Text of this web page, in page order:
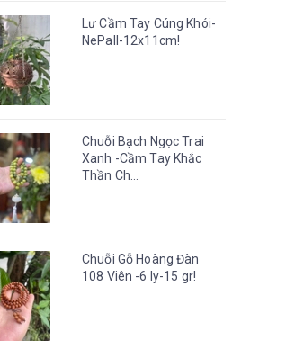
Lư Cầm Tay Cúng Khói-
NePall-12x11cm!
Chuỗi Bạch Ngọc Trai
Xanh -Cầm Tay Khắc
Thần Ch...
Chuỗi Gỗ Hoàng Đàn
108 Viên -6 ly-15 gr!